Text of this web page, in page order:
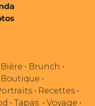
Bière • Brunch •
Boutique •
• Recettes •
• Tapas • Voyage •